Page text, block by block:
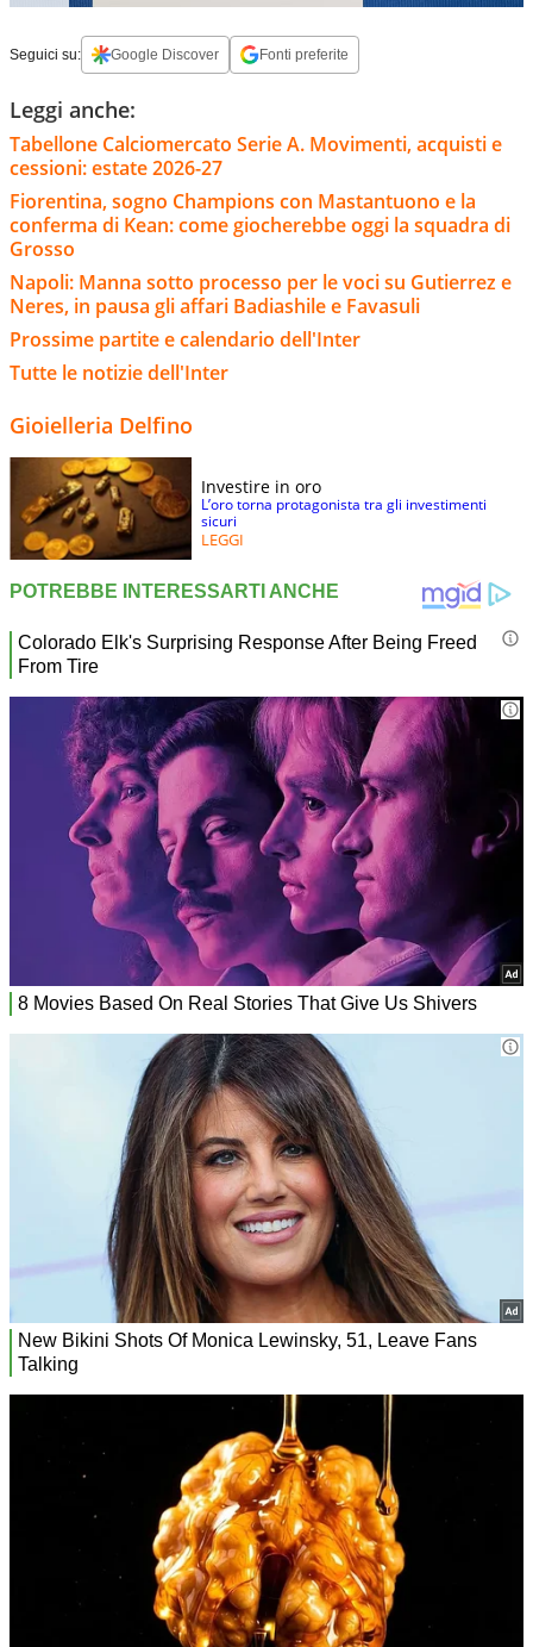
Seguici su: Google Discover Fonti preferite
Leggi anche:
Tabellone Calciomercato Serie A. Movimenti, acquisti e
cessioni: estate 2026-27
Fiorentina, sogno Champions con Mastantuono e la
conferma di Kean: come giocherebbe oggi la squadra di
Grosso
Napoli: Manna sotto processo per le voci su Gutierrez e
Neres, in pausa gli affari Badiashile e Favasuli
Prossime partite e calendario dell'Inter
Tutte le notizie dell'Inter
Gioielleria Delfino
Investire in oro
L’oro torna protagonista tra gli investimenti
sicuri
LEGGI